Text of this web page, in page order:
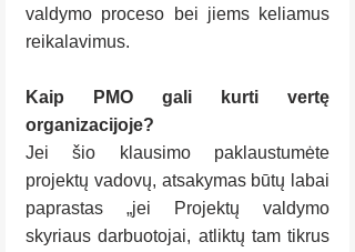
valdymo proceso bei jiems keliamus
reikalavimus.
Kaip PMO gali kurti vertę
organizacijoje?
Jei šio klausimo paklaustumėte
projektų vadovų, atsakymas būtų labai
paprastas „jei Projektų valdymo
skyriaus darbuotojai, atliktų tam tikrus